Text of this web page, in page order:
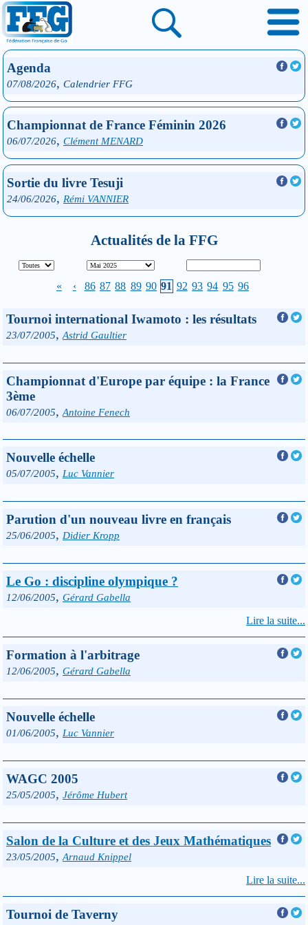
Agenda
07/08/2026, Calendrier FFG
Championnat de France Féminin 2026
06/07/2026, Clément MENARD
Sortie du livre Tesuji
24/06/2026, Rémi VANNIER
Actualités de la FFG
« ‹ 86 87 88 89 90 91 92 93 94 95 96
Tournoi international Iwamoto : les résultats
23/07/2005, Astrid Gaultier
Championnat d'Europe par équipe : la France
3ème
06/07/2005, Antoine Fenech
Nouvelle échelle
05/07/2005, Luc Vannier
Parution d'un nouveau livre en français
25/06/2005, Didier Kropp
Le Go : discipline olympique ?
12/06/2005, Gérard Gabella
Lire la suite...
Formation à l'arbitrage
12/06/2005, Gérard Gabella
Nouvelle échelle
01/06/2005, Luc Vannier
WAGC 2005
25/05/2005, Jérôme Hubert
Salon de la Culture et des Jeux Mathématiques
23/05/2005, Arnaud Knippel
Lire la suite...
Tournoi de Taverny